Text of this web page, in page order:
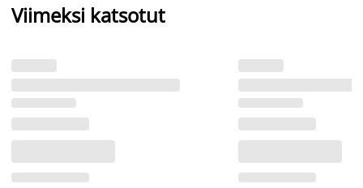
Viimeksi katsotut